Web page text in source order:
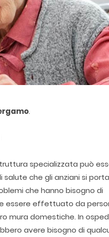
.
specializzata può
che gli anziani si
che hanno bisogno di
essere effettuato da
mura domestiche. In
avere bisogno di